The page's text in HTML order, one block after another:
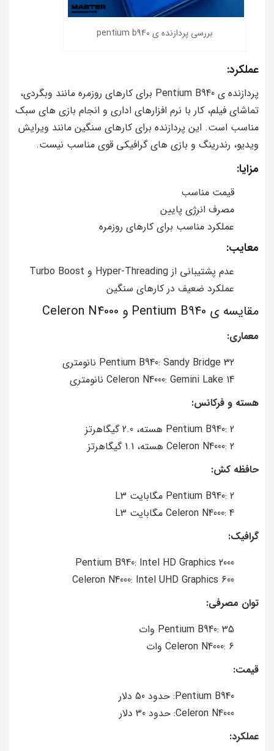
بررسی پردازنده ی pentium b940
عملکرد:
پردازنده ی Pentium B940 برای کارهای روزمره مانند وبگردی،
تماشای فیلم، کار با نرم افزارهای اداری و انجام بازی های سبک
مناسب است. این پردازنده برای کارهای سنگین مانند ویرایش
ویدیو، رندرینگ و بازی های گرافیکی قوی مناسب نیست.
مزایا:
قیمت مناسب
مصرف انرژی پایین
عملکرد مناسب برای کارهای روزمره
معایب:
عدم پشتیبانی از Hyper-Threading و Turbo Boost
عملکرد ضعیف در کارهای سنگین
مقایسه ی Pentium B940 و Celeron N4000
معماری:
Pentium B940: Sandy Bridge 32 نانومتری
Celeron N4000: Gemini Lake 14 نانومتری
هسته و فرکانس:
Pentium B940: 2 هسته، 2.0 گیگاهرتز
Celeron N4000: 2 هسته، 1.1 گیگاهرتز
حافظه کش:
Pentium B940: 2 مگابایت L3
Celeron N4000: 4 مگابایت L3
گرافیک:
Pentium B940: Intel HD Graphics 2000
Celeron N4000: Intel UHD Graphics 600
توان مصرفی:
Pentium B940: 35 وات
Celeron N4000: 6 وات
قیمت:
Pentium B940: حدود 50 دلار
Celeron N4000: حدود 30 دلار
عملکرد: